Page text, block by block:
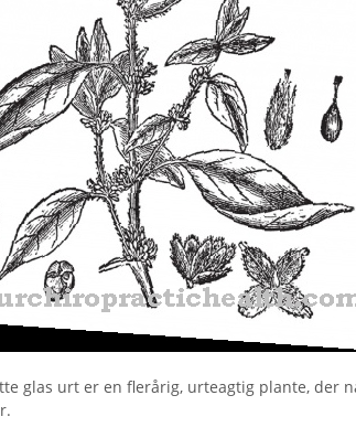
glas urt er en flerårig, urteagtig plante, der